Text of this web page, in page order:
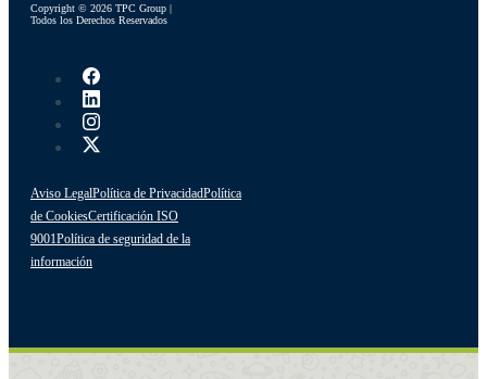
Copyright © 2026 TPC Group |
Todos los Derechos Reservados
Aviso LegalPolítica de PrivacidadPolítica
de CookiesCertificación ISO
9001Política de seguridad de la
información